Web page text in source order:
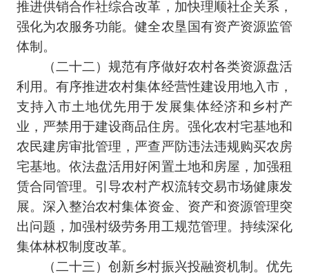
推进供销合作社综合改革，加快理顺社企关系，
强化为农服务功能。健全农垦国有资产资源监管
体制。
（二十二）规范有序做好农村各类资源盘活
利用。有序推进农村集体经营性建设用地入市，
支持入市土地优先用于发展集体经济和乡村产
业，严禁用于建设商品住房。强化农村宅基地和
农民建房审批管理，严查严防违法违规购买农房
宅基地。依法盘活用好闲置土地和房屋，加强租
赁合同管理。引导农村产权流转交易市场健康发
展。深入整治农村集体资金、资产和资源管理突
出问题，加强村级劳务用工规范管理。持续深化
集体林权制度改革。
（二十三）创新乡村振兴投融资机制。优先